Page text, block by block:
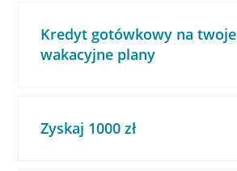
Kredyt gotówkowy na twoje
wakacyjne plany
Zyskaj 1000 zł